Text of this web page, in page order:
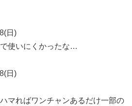
日)
使いにくかったな…
日)
マればワンチャンあるだけ一部の